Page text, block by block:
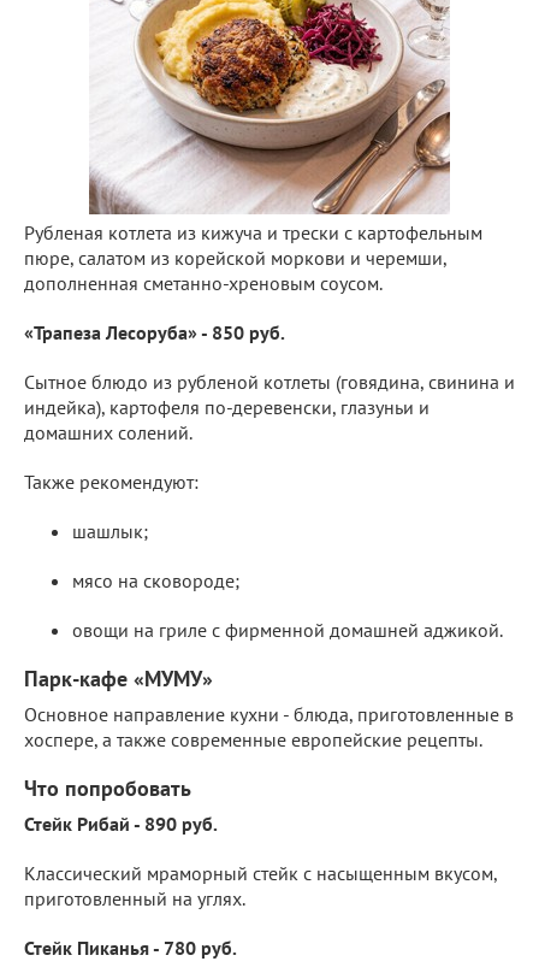
Рубленая котлета из кижуча и трески с картофельным
пюре, салатом из корейской моркови и черемши,
дополненная сметанно-хреновым соусом.
«Трапеза Лесоруба» - 850 руб.
Сытное блюдо из рубленой котлеты (говядина, свинина и
индейка), картофеля по-деревенски, глазуньи и
домашних солений.
Также рекомендуют:
шашлык;
мясо на сковороде;
овощи на гриле с фирменной домашней аджикой.
Парк-кафе «МУМУ»
Основное направление кухни - блюда, приготовленные в
хоспере, а также современные европейские рецепты.
Что попробовать
Стейк Рибай - 890 руб.
Классический мраморный стейк с насыщенным вкусом,
приготовленный на углях.
Стейк Пиканья - 780 руб.